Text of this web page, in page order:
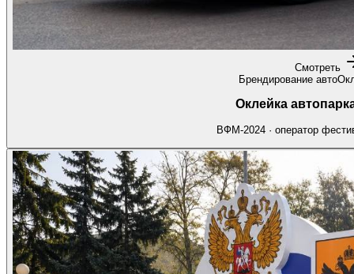
Смотреть
Брендирование авто
Оклейка
ВФМ-2024 · оператор